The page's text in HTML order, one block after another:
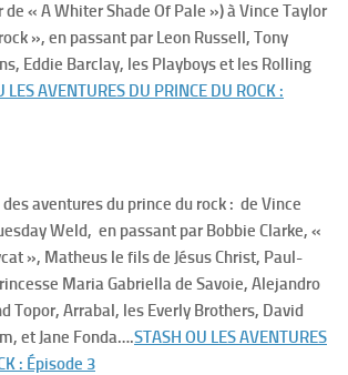
« A Whiter Shade Of Pale ») à Vince Taylor
», en passant par Leon Russell, Tony
Eddie Barclay, les Playboys et les Rolling
LES AVENTURES DU PRINCE DU ROCK :
aventures du prince du rock : de Vince
Weld, en passant par Bobbie Clarke, «
», Matheus le fils de Jésus Christ, Paul-
Maria Gabriella de Savoie, Alejandro
Topor, Arrabal, les Everly Brothers, David
et Jane Fonda….STASH OU LES AVENTURES
: Épisode 3